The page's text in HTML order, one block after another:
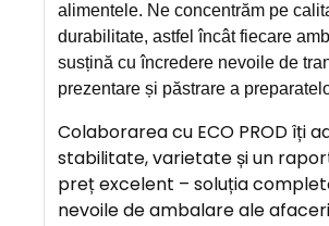
alimentele. Ne concentrăm pe
durabilitate, astfel încât fiecare
susțină cu încredere nevoile de
prezentare și păstrare a
Colaborarea cu ECO PROD îți
stabilitate, varietate și un
preț excelent – soluția
nevoile de ambalare ale